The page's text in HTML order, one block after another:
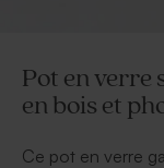
Pot en verre
en bois et
Ce pot en verre